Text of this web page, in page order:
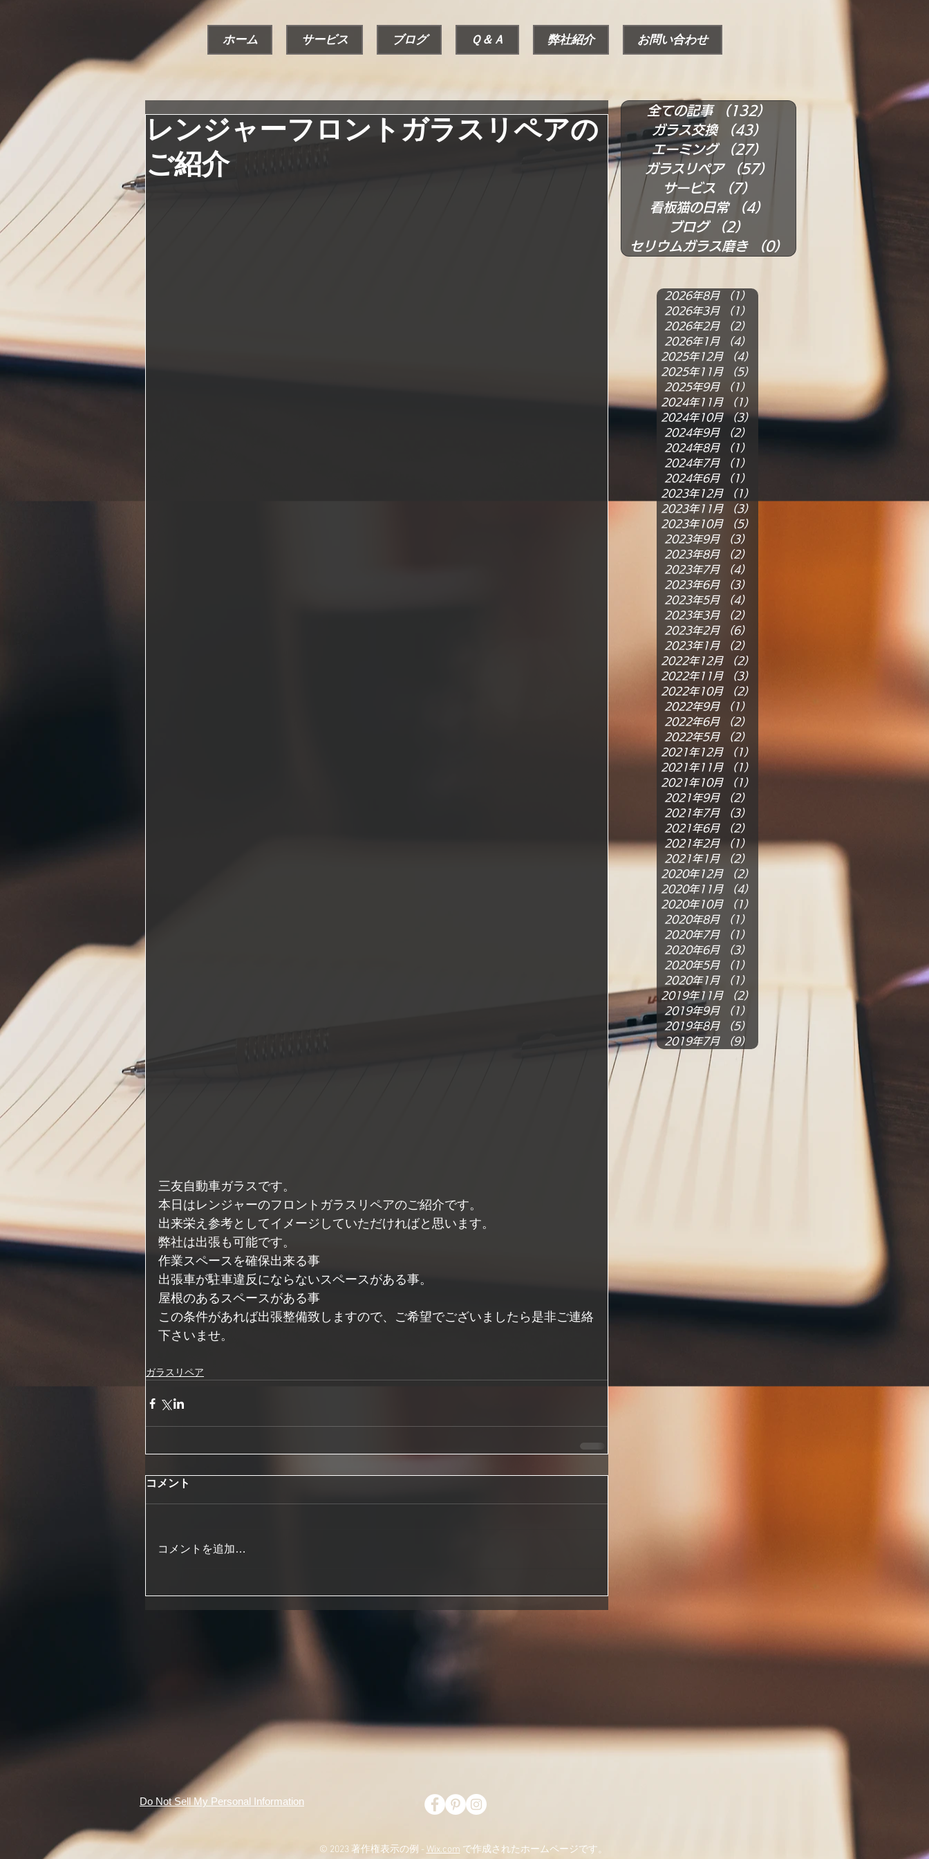
ホーム サービス ブログ Ｑ＆Ａ 弊社紹介 お問い合わせ
レンジャーフロントガラスリペアの
ご紹介
三友自動車ガラスです。
本日はレンジャーのフロントガラスリペアのご紹介です。
出来栄え参考としてイメージしていただければと思います。
弊社は出張も可能です。
作業スペースを確保出来る事
出張車が駐車違反にならないスペースがある事。
屋根のあるスペースがある事
この条件があれば出張整備致しますので、ご希望でございましたら是非ご連絡
下さいませ。
ガラスリペア
コメント
コメントを追加…
全ての記事 （132）
132件の記事
ガラス交換
（43）
エーミング
（27）
27件の記事
ガラスリペア
（57）
57件の記事
サービス
（7）
7件の記事
看板猫の日常
（4）
ブログ
（2）
セリウムガラス磨き
（0） 0件の記事
2026年8月 （1）
1件の記事
2026年3月
（1）
2026年2月
（2）
2026年1月
（4）
2025年12月
（4）
2025年11月
（5）
2025年9月
（1）
2024年11月
（1）
2024年10月
（3）3件の記事
2024年9月
（2）
2024年8月
（1）
2024年7月
（1）
2024年6月
（1）
2023年12月
（1）
2023年11月
（3）
2023年10月
（5）
2023年9月
（3）
2023年8月
（2）
2023年7月
（4）
2023年6月
（3）
2023年5月
（4）
2023年3月
（2）
2023年2月
（6）
2023年1月
（2）
2022年12月
（2）
2022年11月
（3）
2022年10月
（2）
2022年9月
（1）
2022年6月
（2）
2022年5月
（2）
2021年12月
（1）
2021年11月
（1）
2021年10月
（1）
2021年9月
（2）
2021年7月
（3）
2021年6月
（2）
2021年2月
（1）
1件の記事
2021年1月
（2）
2件の記事
2020年12月
（2）
2020年11月
（4）
2020年10月
（1）
2020年8月
（1）
2020年7月
（1）
2020年6月
（3）
2020年5月
（1）
2020年1月
（1）
2019年11月
（2）
2019年9月
（1）
2019年8月
（5）
5件の記事
2019年7月
（9） 9件の記事
Do Not Sell My Personal Information
© 2023 著作権表示の例 - Wix.com で作成されたホームページです。